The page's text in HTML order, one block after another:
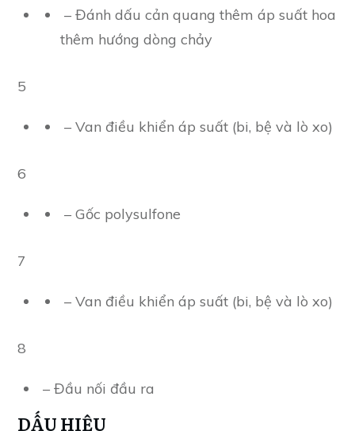
– Đánh dấu cản quang thêm áp suất hoa
thêm hướng dòng chảy
5
– Van điều khiển áp suất (bi, bệ và lò xo)
6
– Gốc polysulfone
7
– Van điều khiển áp suất (bi, bệ và lò xo)
8
– Đầu nối đầu ra
DẤU HIỆU